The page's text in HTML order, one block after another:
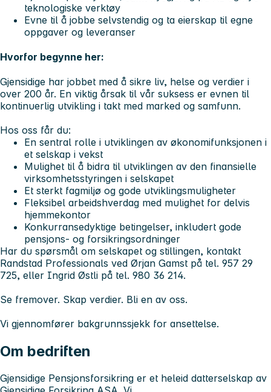
teknologiske verktøy
Evne til å jobbe selvstendig og ta eierskap til egne
oppgaver og leveranser
Hvorfor begynne her:
Gjensidige har jobbet med å sikre liv, helse og verdier i
over 200 år. En viktig årsak til vår suksess er evnen til
kontinuerlig utvikling i takt med marked og samfunn.
Hos oss får du:
En sentral rolle i utviklingen av økonomifunksjonen i
et selskap i vekst
Mulighet til å bidra til utviklingen av den finansielle
virksomhetsstyringen i selskapet
Et sterkt fagmiljø og gode utviklingsmuligheter
Fleksibel arbeidshverdag med mulighet for delvis
hjemmekontor
Konkurransedyktige betingelser, inkludert gode
pensjons- og forsikringsordninger
Har du spørsmål om selskapet og stillingen, kontakt
Randstad Professionals ved Ørjan Gamst på tel. 957 29
725, eller Ingrid Østli på tel. 980 36 214.
Se fremover. Skap verdier. Bli en av oss.
Vi gjennomfører bakgrunnssjekk for ansettelse.
Om bedriften
Gjensidige Pensjonsforsikring er et heleid datterselskap av